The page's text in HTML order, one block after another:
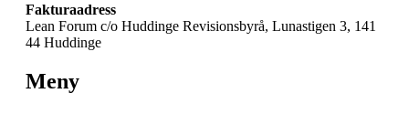
Fakturaadress
Lean Forum c/o Huddinge Revisionsbyrå, Lunastigen 3, 141
44 Huddinge
Meny